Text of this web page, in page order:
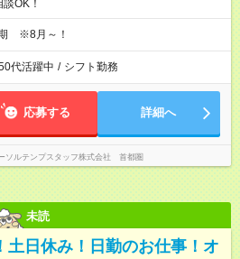
OK！
期 ※8月～！
代活躍中 / シフト勤務
応募する 詳細へ
ソルテンプスタッフ株式会社 首都圏
未読
土日休み！日勤のお仕事！オ